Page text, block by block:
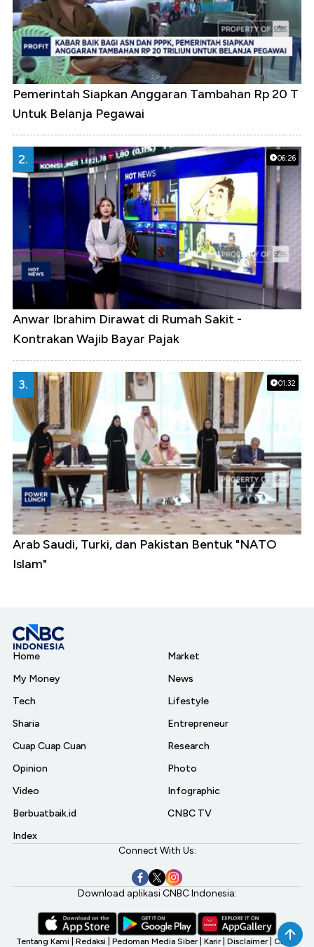
Pemerintah Siapkan Anggaran Tambahan Rp 20 T
Untuk Belanja Pegawai
06:26
2.
Anwar Ibrahim Dirawat di Rumah Sakit -
Kontrakan Wajib Bayar Pajak
01:32
3.
Arab Saudi, Turki, dan Pakistan Bentuk "NATO
Islam"
Home
My Money
Tech
Sharia
Cuap Cuap Cuan
Opinion
Video
Berbuatbaik.id
Index
Market
News
Lifestyle
Entrepreneur
Research
Photo
Infographic
CNBC TV
Connect With Us:
Download aplikasi CNBC Indonesia:
Tentang Kami Redaksi Pedoman Media Siber Karir Disclaimer CNBC